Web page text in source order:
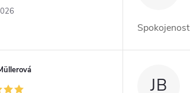
Spokojenost
JB